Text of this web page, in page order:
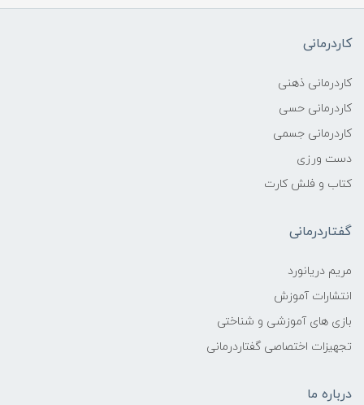
کاردرمانی
کاردرمانی ذهنی
کاردرمانی حسی
کاردرمانی جسمی
دست ورزی
کتاب و فلش کارت
گفتاردرمانی
مریم دریانورد
انتشارات آموزش
بازی های آموزشی و شناختی
تجهیزات اختصاصی گفتاردرمانی
درباره ما